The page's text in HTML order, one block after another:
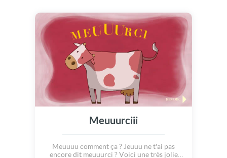
Meuuurciii
Meuuuu comment ça ? Jeuuu ne t'ai pas
encore dit meuuurci ? Voici une très jolie